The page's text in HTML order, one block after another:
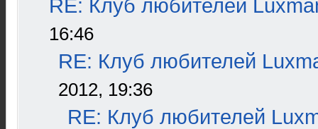
RE: Клуб любителей
16:46
RE: Клуб любителей
2012, 19:36
RE: Клуб любителей